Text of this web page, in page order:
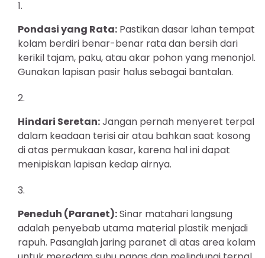
Pondasi yang Rata: Pastikan dasar lahan tempat
kolam berdiri benar-benar rata dan bersih dari
kerikil tajam, paku, atau akar pohon yang menonjol.
Gunakan lapisan pasir halus sebagai bantalan.
Hindari Seretan:Jangan pernah menyeret terpal
dalam keadaan terisi air atau bahkan saat kosong
di atas permukaan kasar, karena hal ini dapat
menipiskan lapisan kedap airnya.
Peneduh (Paranet):Sinar matahari langsung
adalah penyebab utama material plastik menjadi
rapuh. Pasanglah jaring paranet di atas area kolam